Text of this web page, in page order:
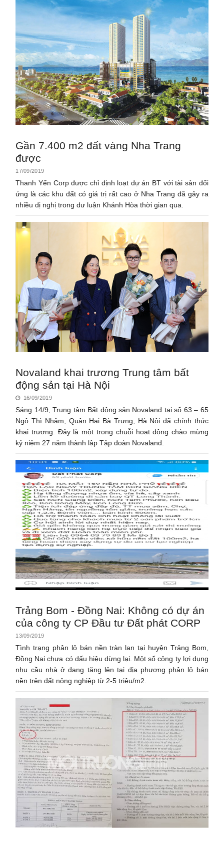
Gần 7.400 m2 đất vàng Nha Trang
được
17/09/2019
Thanh Yến Corp được chỉ định loạt dự án BT với tài sản đối
ứng là các khu đất có giá trị rất cao ở Nha Trang đã gây ra
nhiều dị nghị trong dư luận Khánh Hòa thời gian qua.
Novaland khai trương Trung tâm bất
động sản tại Hà Nội
16/09/2019
Sáng 14/9, Trung tâm Bất động sản Novaland tại số 63 – 65
Ngô Thì Nhậm, Quận Hai Bà Trưng, Hà Nội đã chính thức
khai trương. Đây là một trong chuỗi hoạt động chào mừng
kỷ niệm 27 năm thành lập Tập đoàn Novaland.
Trảng Bom - Đồng Nai: Không có dự án
của công ty CP Đầu tư Đất phát CORP
13/09/2019
Tình trạng phân lô bán nền tràn lan tại huyện Trảng Bom,
Đồng Nai chưa có dấu hiệu dừng lại. Một số công ty lợi dụng
nhu cầu nhà ở đang tăng lên tại địa phương phân lô bán
nền trên đất nông nghiệp từ 2-5 triệu/m2.